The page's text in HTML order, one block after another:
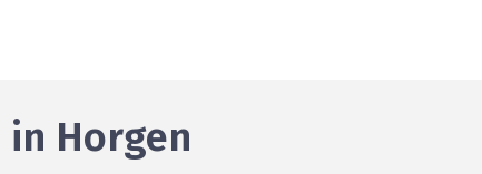
in Horgen